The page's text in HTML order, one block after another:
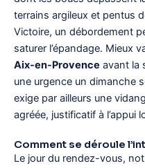
terrains argileux et pentus
Victoire, un débordement
saturer l’épandage. Mieux
Aix-en-Provence avant la
une urgence un dimanche
exige par ailleurs une
agréée, justificatif à l’appui
Comment se déroule
Le jour du rendez-vous,